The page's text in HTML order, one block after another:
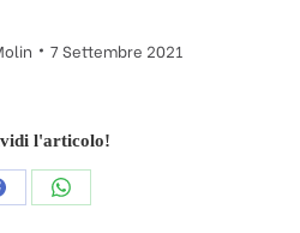
7 Settembre 2021
l'articolo!
Condividi